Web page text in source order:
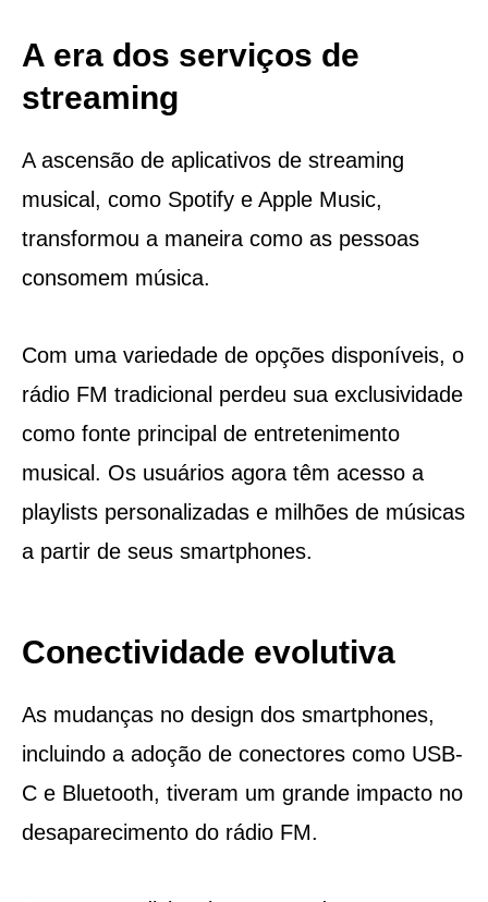
A era dos serviços de
streaming
A ascensão de aplicativos de streaming
musical, como Spotify e Apple Music,
transformou a maneira como as pessoas
consomem música.
Com uma variedade de opções disponíveis, o
rádio FM tradicional perdeu sua exclusividade
como fonte principal de entretenimento
musical. Os usuários agora têm acesso a
playlists personalizadas e milhões de músicas
a partir de seus smartphones.
Conectividade evolutiva
As mudanças no design dos smartphones,
incluindo a adoção de conectores como USB-
C e Bluetooth, tiveram um grande impacto no
desaparecimento do rádio FM.